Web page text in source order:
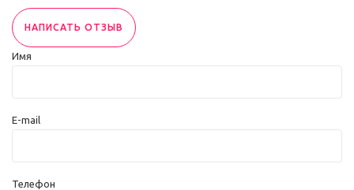
НАПИСАТЬ ОТЗЫВ
Имя
E-mail
Телефон